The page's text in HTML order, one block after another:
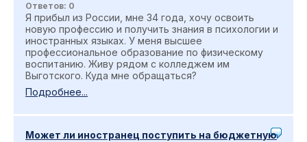
Ответов: 0
Я прибыл из России, мне 34 года, хочу освоить
новую профессию и получить знания в психологии и
иностранных языках. У меня высшее
профессиональное образование по физическому
воспитанию. Живу рядом с колледжем им
Выготского. Куда мне обращаться?
Подробнее...
Может ли иностранец поступить на бюджетную